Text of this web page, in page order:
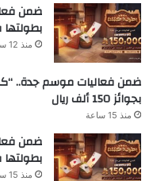
ضمن
بطولتها في
منذ 12 ساعة
ضمن فعاليات موسم جدة..
بجوائز 150 ألف ريال
منذ 15 ساعة
ضمن
بطولتها في
منذ 15 ساعة